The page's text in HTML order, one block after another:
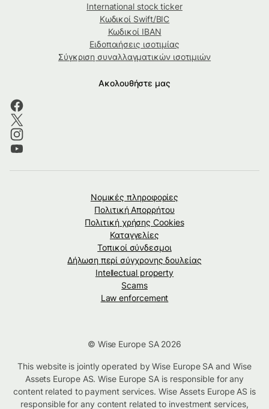
International stock ticker
Κωδικοί Swift/BIC
Κωδικοί IBAN
Ειδοποιήσεις ισοτιμίας
Σύγκριση συναλλαγματικών ισοτιμιών
Ακολουθήστε μας
Νομικές πληροφορίες
Πολιτική Απορρήτου
Πολιτική χρήσης Cookies
Καταγγελίες
Τοπικοί σύνδεσμοι
Δήλωση περί σύγχρονης δουλείας
Intellectual property
Scams
Law enforcement
© Wise Europe SA 2026
This website is jointly operated by Wise Europe SA and Wise
Assets Europe AS. Wise Europe SA is responsible for any
content related to payment services. Wise Assets Europe AS is
responsible for any content related to investment services,